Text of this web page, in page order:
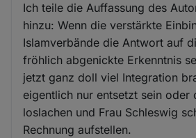
Ich teile die Auffassung des
hinzu: Wenn die verstärkte
Islamverbände die Antwort auf
fröhlich abgenickte Erkenntnis
jetzt ganz doll viel Integration
eigentlich nur entsetzt sein oder
loslachen und Frau Schleswig
Rechnung aufstellen.